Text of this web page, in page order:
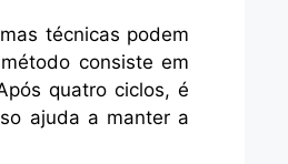
técnicas podem
consiste em
quatro ciclos, é
ajuda a manter a